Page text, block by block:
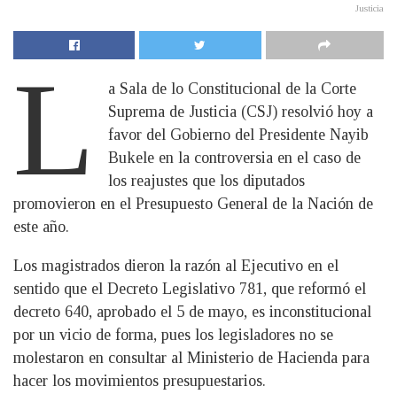
Justicia
L
a Sala de lo Constitucional de la Corte
Suprema de Justicia (CSJ) resolvió hoy a
favor del Gobierno del Presidente Nayib
Bukele en la controversia en el caso de
los reajustes que los diputados
promovieron en el Presupuesto General de la Nación de
este año.
Los magistrados dieron la razón al Ejecutivo en el
sentido que el Decreto Legislativo 781, que reformó el
decreto 640, aprobado el 5 de mayo, es inconstitucional
por un vicio de forma, pues los legisladores no se
molestaron en consultar al Ministerio de Hacienda para
hacer los movimientos presupuestarios.